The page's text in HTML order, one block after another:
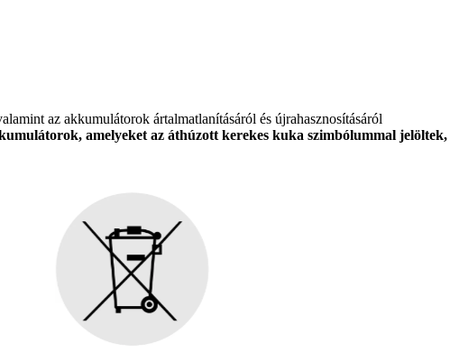
az akkumulátorok ártalmatlanításáról és újrahasznosításáról
amelyeket az áthúzott kerekes kuka szimbólummal jelöltek,